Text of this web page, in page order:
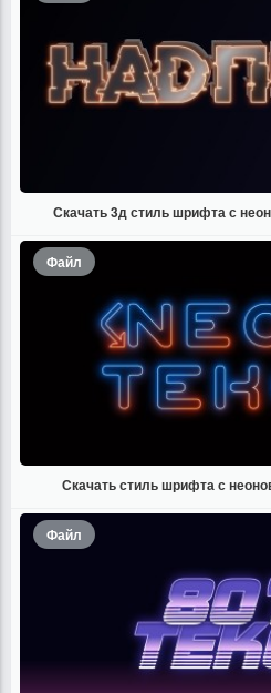
Скачать 3д стиль шрифта с
Файл
Скачать стиль шрифта с
Файл